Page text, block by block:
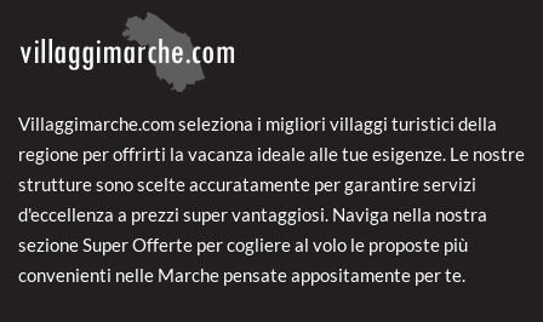
Villaggimarche.com seleziona i migliori villaggi turistici della
regione per offrirti la vacanza ideale alle tue esigenze. Le nostre
strutture sono scelte accuratamente per garantire servizi
d'eccellenza a prezzi super vantaggiosi. Naviga nella nostra
sezione Super Offerte per cogliere al volo le proposte più
convenienti nelle Marche pensate appositamente per te.